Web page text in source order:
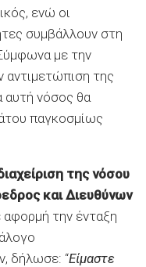
ενώ οι
συμβάλλουν στη
με την
της
αυτή νόσος θα
παγκοσμίως
της νόσου
και Διευθύνων
αφορμή την ένταξη
δήλωσε: “Είμαστε